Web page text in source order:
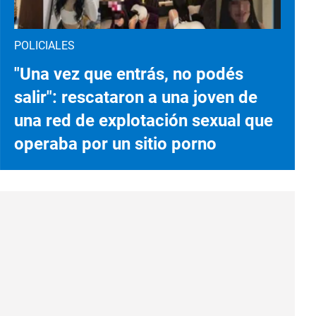
POLICIALES
"Una vez que entrás, no podés
salir": rescataron a una joven de
una red de explotación sexual que
operaba por un sitio porno